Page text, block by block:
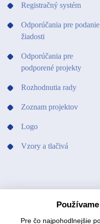
Registračný systém
Odporúčania pre podanie
žiadosti
Odporúčania pre
podporené projekty
Rozhodnutia rady
Zoznam projektov
Logo
Vzory a tlačivá
PODPORILI SME
Pre čo najpohodlnejšie